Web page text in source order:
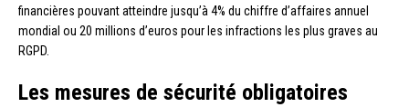
financières pouvant atteindre jusqu’à 4% du chiffre d’affaires annuel
mondial ou 20 millions d’euros pour les infractions les plus graves au
RGPD.
Les mesures de sécurité obligatoires